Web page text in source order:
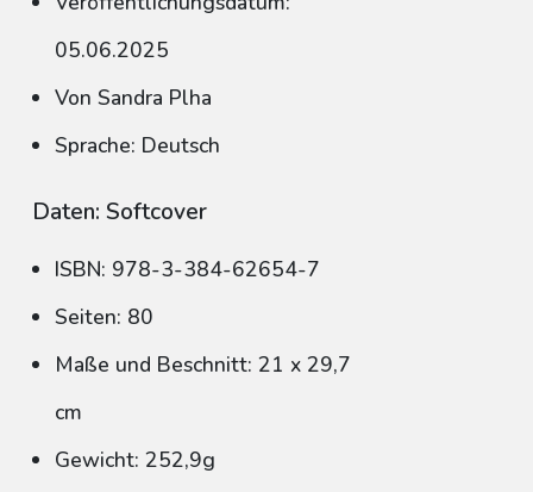
05.06.2025
Von Sandra Plha
Sprache: Deutsch
Daten: Softcover
ISBN: 978-3-384-62654-7
Seiten: 80
Maße und Beschnitt: 21 x 29,7
cm
Gewicht: 252,9g